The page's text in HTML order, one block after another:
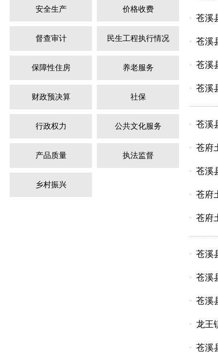
安全生产 价格收费
督查审计 民生工程执行情况
保障性住房 养老服务
财政预决算 社保
行政权力 公共文化服务
产品质量 执法监督
乡村振兴
苍溪
苍溪
苍溪
苍溪
苍溪
苍府
苍溪
苍府
苍府
苍溪
苍溪
苍溪
龙王
苍溪